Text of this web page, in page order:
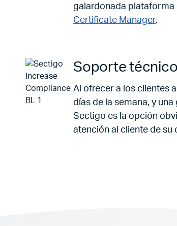
galardonada
Certificate Manager.
Soporte
Al ofrecer a los clientes
días de la semana, y
Sectigo es la opción
atención al cliente de su